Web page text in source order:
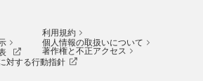
利用規約
個人情報の取扱いについて
著作権と不正アクセス
対する行動指針